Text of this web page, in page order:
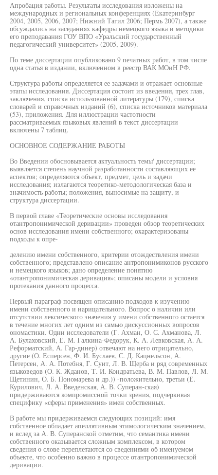
Апробация работы. Результаты исследования изложены на
международных и региональных конференциях (Екатеринбург
2004, 2005, 2006, 2007; Нижний Тагил 2006; Пермь 2007), а также
обсуждались на заседаниях кафедры немецкого языка и методики
его преподавания ГОУ ВПО «Уральский государственный
педагогический университет» (2005, 2009).
По теме диссертации опубликовано 9 печатных работ, в том числе
одна статья в издании, включенном в реестр ВАК МОиН РФ.
Структура работы определяется ее задачами и отражает основные
этапы исследования. Диссертация состоит из введения, трех глав,
заключения, списка использованной литературы (179), списка
словарей и справочных изданий (6), списка источников материала
(53), приложения. Для иллюстрации частотности
рассматриваемых языковых явлений в текст диссертации
включены 7 таблиц.
ОСНОВНОЕ СОДЕРЖАНИЕ РАБОТЫ
Во Введении обосновывается актуальность темы' диссертации;
выявляется степень научной разработанности составляющих ее
аспектов; определяются объект, предмет, цель и задачи
исследования; излагаются теоретико-методологическая база и
значимость работы; положения, выносимые на защиту, и
структура диссертации.
В первой главе «Теоретические основы исследования
отантропонимической деривации» проведен обзор теоретических
основ исследования имени собственного; охарактеризованы
подходы к опре-
делению имени собственного, критерии отождествления имени
собственного; представлено описание антропонимиконов русского
и немецкого языков; дано определение понятию
«отантропонимическая деривация»; описаны модели и условия
протекания данного процесса.
Первый параграф посвящен описанию подходов к изучению
имени собственного и нарицательного. Вопрос о наличии или
отсутствии лексического значения у имени собственного остается
в течение многих лет одним из самью дискуссионных вопросов
ономастики. Одни исследователи (Г. Ахман, О. С. Ахманова, Л.
А. Булаховский, Е. М. Галкина-Федорук, К. А. Левковская, А. А.
Реформатский, А. Гар-динер) отвечают на него отрицательно,
другие (О. Есперсен, Ф. И. Буслаев, С. Д. Кацнельсон, А.
Петерсен, А. А. Потебня, Г. Суит, Л. В. Щерба и ряд современных
языковедов (О. К. Жданов, Т. И. Кондратьева, В. М. Павлов, Л. М.
Щетинин, О. Б. Пономарева и др.)) -положительно, третьи (Е.
Курилович, Л. А. Введенская, А. В. Суперан-ская)
придерживаются компромиссной точки зрения, подчеркивая
специфику «сферы применения» имен собственных.
В работе мы придерживаемся следующих позиций: имя
собственное обладает апеллятивным этимологическим значением,
и вслед за А. В. Суперанской отметим, что семантика имени
собственного оказывается сложным комплексом, в котором
сведения о слове переплетаются со сведениями об именуемом
объекте, что особенно важно в процессе отантропонимической
деривации.